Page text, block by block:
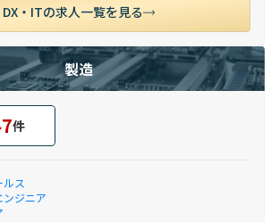
DX・ITの求人一覧を見る
製造
件
ス
ンジニア